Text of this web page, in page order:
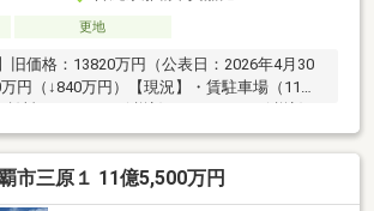
更地
旧価格：13820万円（公表日：2026年4月30
円（↓840万円）【現況】・賃駐車場（11
賃料：7700円/月(税込) ～11000円/月(税込)※1
制限】■地区計画：真嘉比古島地区地区計画
整理：真嘉比・古島土地区画整理事業（第二
域：居住環境形成区域（居住誘導区域）内
市景観計画区域【その他】■ガス・上下水：
市三原１ 11億5,500万円